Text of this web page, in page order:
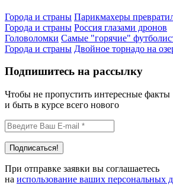
Города и страны Парикмахеры
Города и страны Россия глазами дронов
Головоломки Самые "горячие"
Города и страны Двойное торнадо на
Подпишитесь на рассылку
Чтобы не пропустить интересные факты
и быть в курсе всего нового
При отправке заявки вы соглашаетесь
на использование ваших персональных